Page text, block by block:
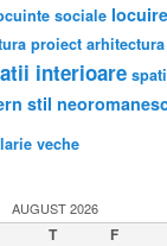
sociale locuire
proiect arhitectura
interioare
stil
veche
AUGUST 2026
T F